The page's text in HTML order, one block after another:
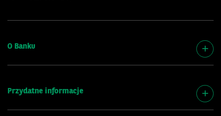
O Banku
Przydatne informacje